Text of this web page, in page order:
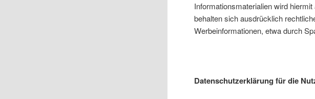
Informationsmaterialien wird
behalten sich ausdrücklich
Werbeinformationen, etwa durch
Datenschutzerklärung für die